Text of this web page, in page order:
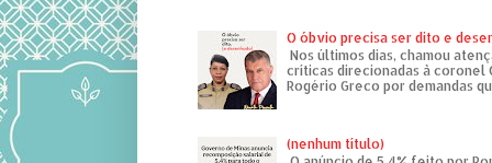
O óbvio precisa ser dito e
Nos últimos dias, chamou
críticas direcionadas à coronel
Rogério Greco por demandas
(nenhum título)